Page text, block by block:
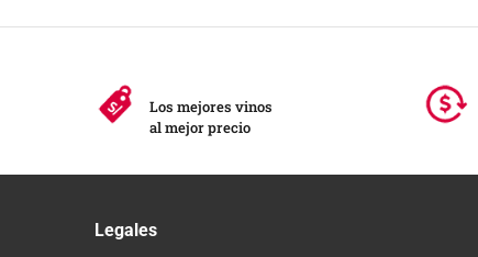
Los mejores vinos
al mejor precio
Legales